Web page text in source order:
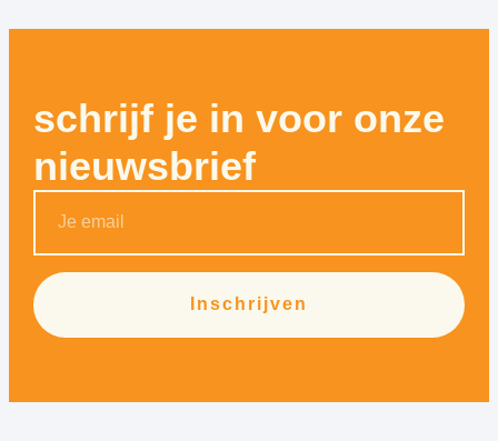
schrijf je in voor onze
nieuwsbrief
Inschrijven